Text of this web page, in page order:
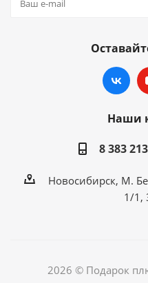
Наши
8 383
Новосибирск, М.
1/1,
2026 © Подарок